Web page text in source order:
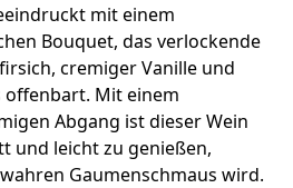
mit einem
Bouquet, das verlockende
cremiger Vanille und
offenbart. Mit einem
Abgang ist dieser Wein
und leicht zu genießen,
Gaumenschmaus wird.